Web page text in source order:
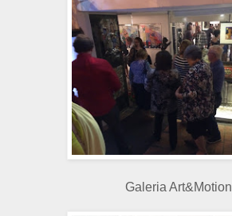
Galeria Art&Motion